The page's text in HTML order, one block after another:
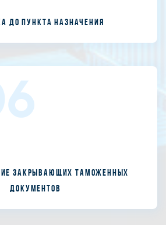
до пункта назначения
закрывающих таможенных
документов